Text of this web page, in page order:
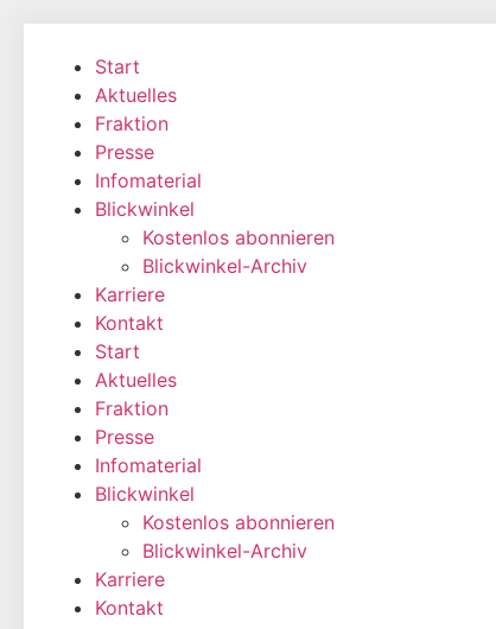
wechseln
Start
Aktuelles
Fraktion
Presse
Infomaterial
Blickwinkel
Kostenlos abonnieren
Blickwinkel-Archiv
Karriere
Kontakt
Start
Aktuelles
Fraktion
Presse
Infomaterial
Blickwinkel
Kostenlos abonnieren
Blickwinkel-Archiv
Karriere
Kontakt